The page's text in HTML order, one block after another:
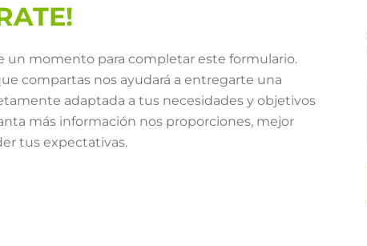
un momento para completar este formulario.
compartas nos ayudará a entregarte una
adaptada a tus necesidades y objetivos
más información nos proporciones, mejor
tus expectativas.